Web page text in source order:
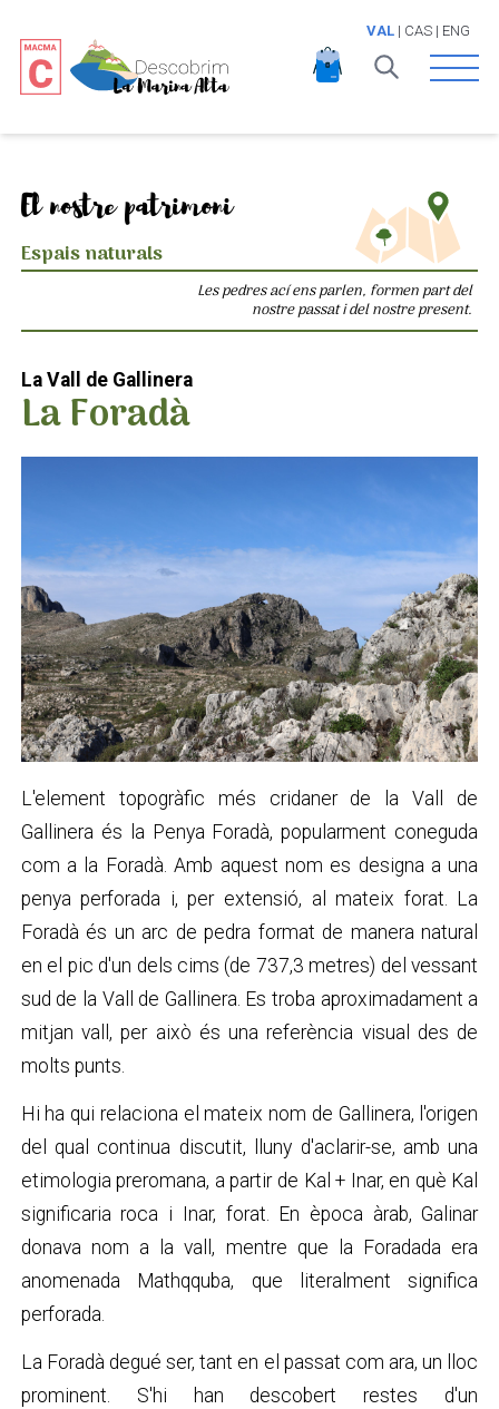
VAL| CAS| ENG
Open
El nostre patrimoni
Espais naturals
Les pedres ací ens parlen, formen part del
nostre passat i del nostre present.
La Vall de Gallinera
La Foradà
L'element topogràfic més cridaner de la Vall de
Gallinera és la Penya Foradà, popularment coneguda
com a la Foradà. Amb aquest nom es designa a una
penya perforada i, per extensió, al mateix forat. La
Foradà és un arc de pedra format de manera natural
en el pic d'un dels cims (de 737,3 metres) del vessant
sud de la Vall de Gallinera. Es troba aproximadament a
mitjan vall, per això és una referència visual des de
molts punts.
Hi ha qui relaciona el mateix nom de Gallinera, l'origen
del qual continua discutit, lluny d'aclarir-se, amb una
etimologia preromana, a partir de Kal + Inar, en què Kal
significaria roca i Inar, forat. En època àrab, Galinar
donava nom a la vall, mentre que la Foradada era
anomenada Mathqquba, que literalment significa
perforada.
La Foradà degué ser, tant en el passat com ara, un lloc
prominent. S'hi han descobert restes d'un